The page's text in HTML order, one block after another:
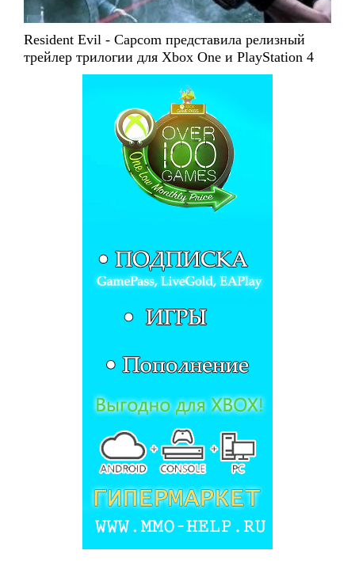
Resident Evil - Capcom представила релизный
трейлер трилогии для Xbox One и PlayStation 4